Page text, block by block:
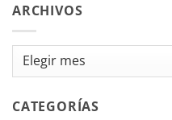
ARCHIVOS
Archivos
CATEGORÍAS